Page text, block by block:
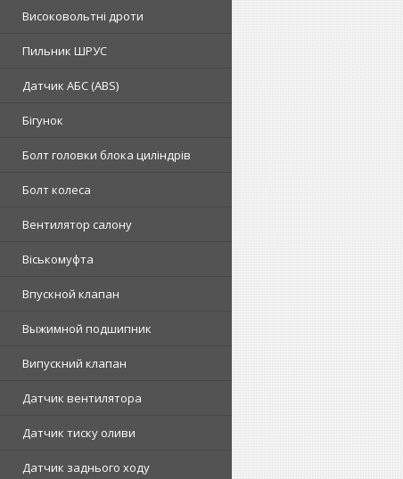
Високовольтні дроти
Пильник ШРУС
Датчик АБС (ABS)
Бігунок
Болт головки блока циліндрів
Болт колеса
Вентилятор салону
Віськомуфта
Впускной клапан
Выжимной подшипник
Випускний клапан
Датчик вентилятора
Датчик тиску оливи
Датчик заднього ходу